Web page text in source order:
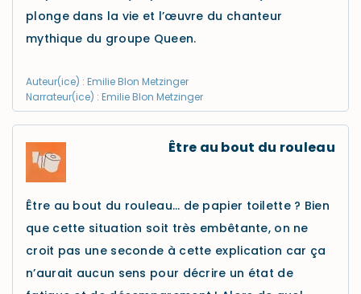
plonge dans la vie et l’œuvre du chanteur
mythique du groupe Queen.
Auteur(ice) : Emilie Blon Metzinger
Narrateur(ice) : Emilie Blon Metzinger
Être au bout du rouleau
Être au bout du rouleau… de papier toilette ? Bien
que cette situation soit très embêtante, on ne
croit pas une seconde à cette explication car ça
n’aurait aucun sens pour décrire un état de